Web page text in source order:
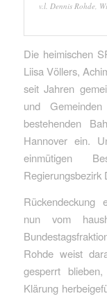
v.l. Dennis Rohde,
Die heimischen
Liisa Völlers,
seit Jahren
und
bestehenden
Hannover ein.
einmütigen
Regierungsbezirk
Rückendeckung
nun vom
Rohde weist
gesperrt
Klärung